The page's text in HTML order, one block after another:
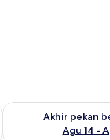
Agu 7 - Agu 9
Akhir pekan
Agu 14 -
Periksa ketersediaan